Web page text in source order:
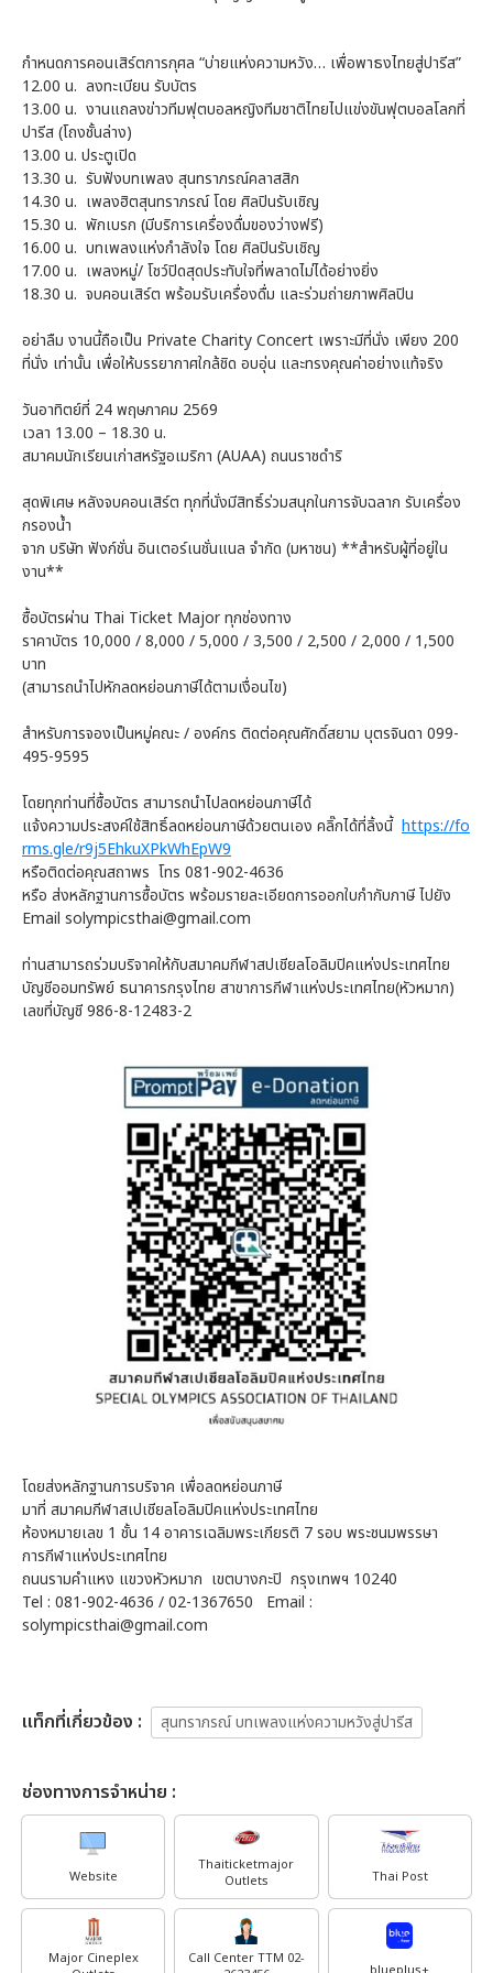
กำหนดการคอนเสิร์ตการกุศล “บ่ายแห่งความหวัง… เพื่อพาธงไทยสู่ปารีส”
12.00 น. ลงทะเบียน รับบัตร
13.00 น. งานแถลงข่าวทีมฟุตบอลหญิงทีมชาติไทยไปแข่งขันฟุตบอลโลกที่
ปารีส (โถงชั้นล่าง)
13.00 น. ประตูเปิด
13.30 น. รับฟังบทเพลง สุนทราภรณ์คลาสสิก
14.30 น. เพลงฮิตสุนทราภรณ์ โดย ศิลปินรับเชิญ
15.30 น. พักเบรก (มีบริการเครื่องดื่มของว่างฟรี)
16.00 น. บทเพลงแห่งกำลังใจ โดย ศิลปินรับเชิญ
17.00 น. เพลงหมู่/ โชว์ปิดสุดประทับใจที่พลาดไม่ได้อย่างยิ่ง
18.30 น. จบคอนเสิร์ต พร้อมรับเครื่องดื่ม และร่วมถ่ายภาพศิลปิน
อย่าลืม งานนี้ถือเป็น Private Charity Concert เพราะมีที่นั่ง เพียง 200
ที่นั่ง เท่านั้น เพื่อให้บรรยากาศใกล้ชิด อบอุ่น และทรงคุณค่าอย่างแท้จริง
วันอาทิตย์ที่ 24 พฤษภาคม 2569
เวลา 13.00 – 18.30 น.
สมาคมนักเรียนเก่าสหรัฐอเมริกา (AUAA) ถนนราชดำริ
สุดพิเศษ หลังจบคอนเสิร์ต ทุกที่นั่งมีสิทธิ์ร่วมสนุกในการจับฉลาก รับเครื่อง
กรองน้ำ
จาก บริษัท ฟังก์ชั่น อินเตอร์เนชั่นแนล จำกัด (มหาชน) **สำหรับผู้ที่อยู่ใน
งาน**
ซื้อบัตรผ่าน Thai Ticket Major ทุกช่องทาง
ราคาบัตร 10,000 / 8,000 / 5,000 / 3,500 / 2,500 / 2,000 / 1,500
บาท
(สามารถนำไปหักลดหย่อนภาษีได้ตามเงื่อนไข)
สำหรับการจองเป็นหมู่คณะ / องค์กร ติดต่อคุณศักดิ์สยาม บุตรจินดา 099-
495-9595
โดยทุกท่านที่ซื้อบัตร สามารถนำไปลดหย่อนภาษีได้
แจ้งความประสงค์ใช้สิทธิ์ลดหย่อนภาษีด้วยตนเอง คลิ๊กได้ที่ลิ้งนี้ https://fo
rms.gle/r9j5EhkuXPkWhEpW9
หรือติดต่อคุณสถาพร โทร 081-902-4636
หรือ ส่งหลักฐานการซื้อบัตร พร้อมรายละเอียดการออกใบกำกับภาษี ไปยัง
Email solympicsthai@gmail.com
ท่านสามารถร่วมบริจาคให้กับสมาคมกีฬาสปเชียลโอลิมปิคแห่งประเทศไทย
บัญชีออมทรัพย์ ธนาคารกรุงไทย สาขาการกีฬาแห่งประเทศไทย(หัวหมาก)
เลขที่บัญชี 986-8-12483-2
โดยส่งหลักฐานการบริจาค เพื่อลดหย่อนภาษี
มาที่ สมาคมกีฬาสเปเชียลโอลิมปิคแห่งประเทศไทย
ห้องหมายเลข 1 ชั้น 14 อาคารเฉลิมพระเกียรติ 7 รอบ พระชนมพรรษา
การกีฬาแห่งประเทศไทย
ถนนรามคำแหง แขวงหัวหมาก เขตบางกะปิ กรุงเทพฯ 10240
Tel : 081-902-4636 / 02-1367650 Email :
solympicsthai@gmail.com
เเท็กที่เกี่ยวข้อง : สุนทราภรณ์ บทเพลงแห่งความหวังสู่ปารีส
ช่องทางการจำหน่าย :
Website
Thaiticketmajor
Outlets
Thai Post
Major Cineplex
Call Center TTM 02-